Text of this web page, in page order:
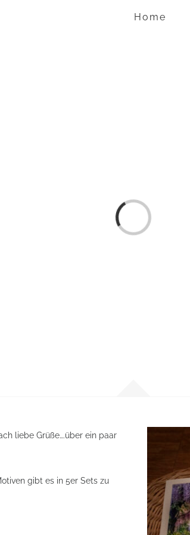
Home
Laden...
liebe Grüße….über ein paar
gibt es in 5er Sets zu